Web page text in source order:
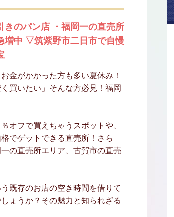
のパン店 ・福岡一の直売所
増中 ▽筑紫野市二日市で自慢
金がかかった方も多い夏休み！
買いたい」そんな方必見！福岡
オフで買えちゃうスポットや、
でゲットできる直売所！さら
の直売所エリア、古賀市の直売
既存のお店の空き時間を借りて
ょうか？その魅力と知られざる